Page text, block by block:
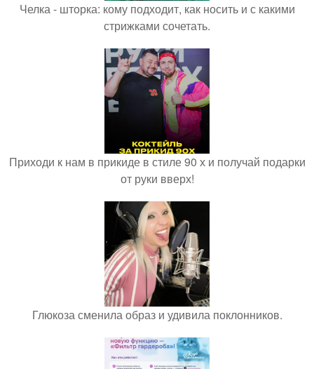
Челка - шторка: кому подходит, как носить и с какими
стрижками сочетать.
Приходи к нам в прикиде в стиле 90 х и получай подарки
от руки вверх!
Глюкоза сменила образ и удивила поклонников.